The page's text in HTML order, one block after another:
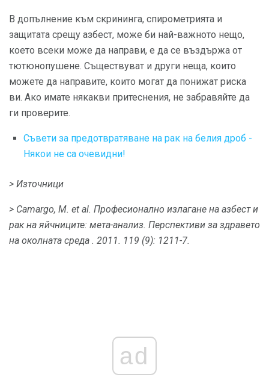
В допълнение към скрининга, спирометрията и
защитата срещу азбест, може би най-важното нещо,
което всеки може да направи, е да се въздържа от
тютюнопушене. Съществуват и други неща, които
можете да направите, които могат да понижат риска
ви. Ако имате някакви притеснения, не забравяйте да
ги проверите.
Съвети за предотвратяване на рак на белия дроб -
Някои не са очевидни!
> Източници
> Camargo, М. et al. Професионално излагане на азбест и
рак на яйчниците: мета-анализ. Перспективи за здравето
на околната среда . 2011. 119 (9): 1211-7.
ad